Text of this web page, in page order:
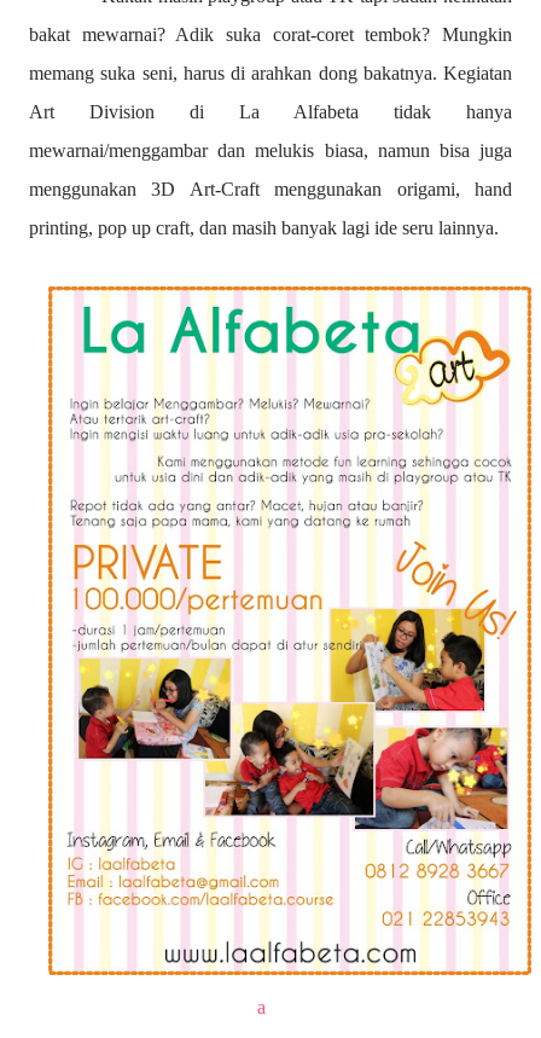
bakat mewarnai? Adik suka corat-coret tembok? Mungkin
memang suka seni, harus di arahkan dong bakatnya. Kegiatan
Art Division di La Alfabeta tidak hanya
mewarnai/menggambar dan melukis biasa, namun bisa juga
menggunakan 3D Art-Craft menggunakan origami, hand
printing, pop up craft, dan masih banyak lagi ide seru lainnya.
a